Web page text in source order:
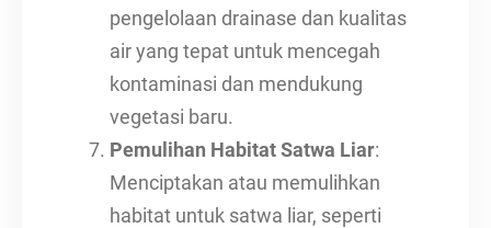
pengelolaan drainase dan kualitas
air yang tepat untuk mencegah
kontaminasi dan mendukung
vegetasi baru.
Pemulihan Habitat Satwa Liar:
Menciptakan atau memulihkan
habitat untuk satwa liar, seperti